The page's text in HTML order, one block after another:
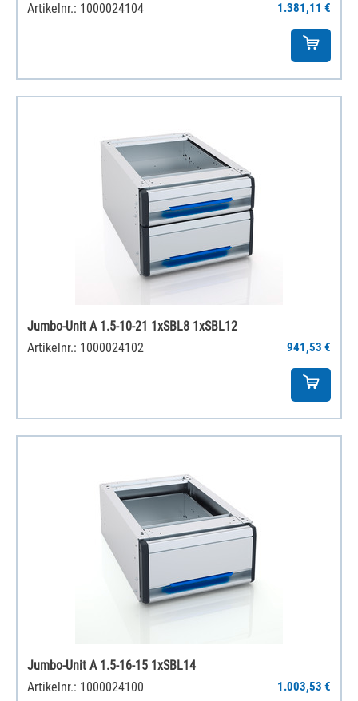
Artikelnr.: 1000024104
1.381,11 €
Jumbo-Unit A 1.5-10-21 1xSBL8 1xSBL12
Artikelnr.: 1000024102
941,53 €
Jumbo-Unit A 1.5-16-15 1xSBL14
Artikelnr.: 1000024100
1.003,53 €